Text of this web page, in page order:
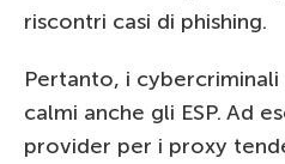
riscontri casi di phishing.
Pertanto, i
calmi anche gli ESP. Ad
provider per i proxy